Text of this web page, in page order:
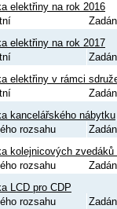
elektřiny na rok 2016
elektřiny na rok 2017
elektřiny v rámci
kancelářského nábytku
rozsahu
kolejnicových
rozsahu
LCD pro CDP
rozsahu